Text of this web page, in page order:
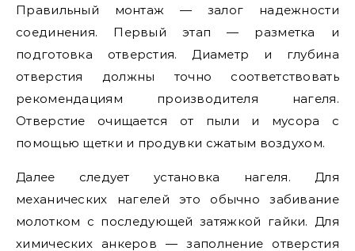
Правильный монтаж — залог надежности
соединения. Первый этап — разметка и
подготовка отверстия. Диаметр и глубина
отверстия должны точно соответствовать
рекомендациям производителя нагеля.
Отверстие очищается от пыли и мусора с
помощью щетки и продувки сжатым воздухом.
Далее следует установка нагеля. Для
механических нагелей это обычно забивание
молотком с последующей затяжкой гайки. Для
химических анкеров — заполнение отверстия